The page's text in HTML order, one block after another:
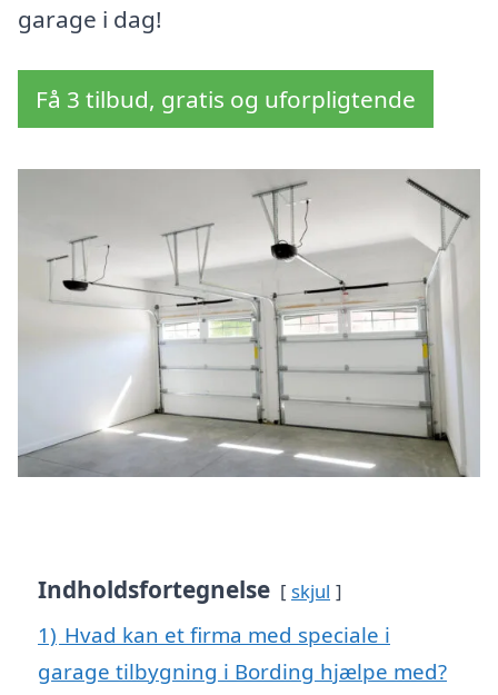
garage i dag!
Få 3 tilbud, gratis og uforpligtende
Indholdsfortegnelse skjul
1) Hvad kan et firma med speciale i
garage tilbygning i Bording hjælpe med?